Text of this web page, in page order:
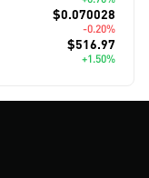
$0.070028
-0.20%
$516.97
+1.50%